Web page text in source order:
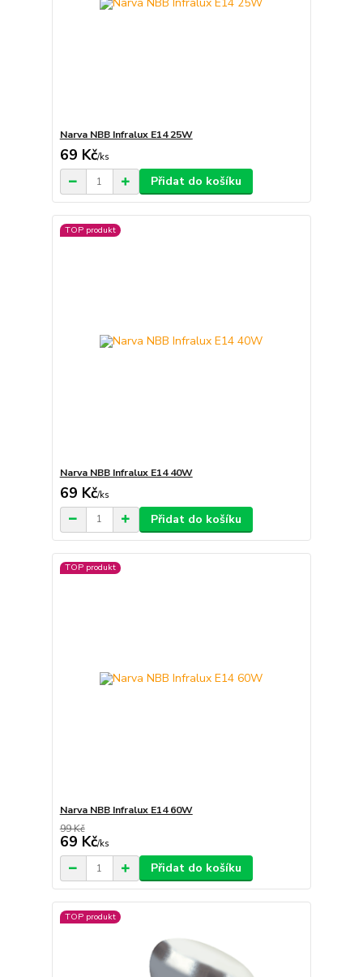
Narva NBB Infralux E14 25W
69 Kč/ks
Přidat do košíku
TOP produkt
Narva NBB Infralux E14 40W
69 Kč/ks
Přidat do košíku
TOP produkt
Narva NBB Infralux E14 60W
99 Kč
69 Kč/ks
Přidat do košíku
TOP produkt